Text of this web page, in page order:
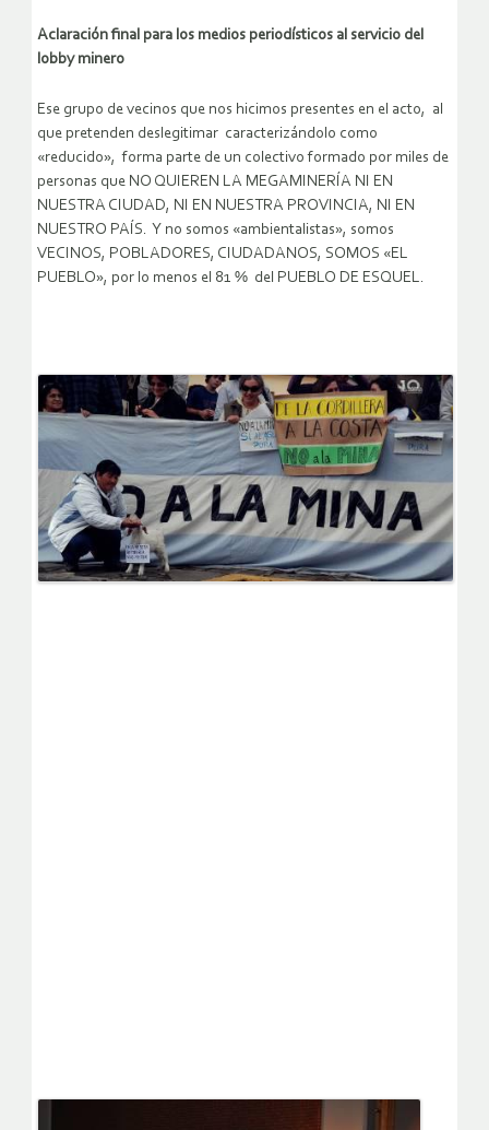
Aclaración final para los medios periodísticos al servicio del
lobby minero
Ese grupo de vecinos que nos hicimos presentes en el acto, al
que pretenden deslegitimar caracterizándolo como
«reducido», forma parte de un colectivo formado por miles de
personas que NO QUIEREN LA MEGAMINERÍA NI EN
NUESTRA CIUDAD, NI EN NUESTRA PROVINCIA, NI EN
NUESTRO PAÍS. Y no somos «ambientalistas», somos
VECINOS, POBLADORES, CIUDADANOS, SOMOS «EL
PUEBLO», por lo menos el 81 % del PUEBLO DE ESQUEL.